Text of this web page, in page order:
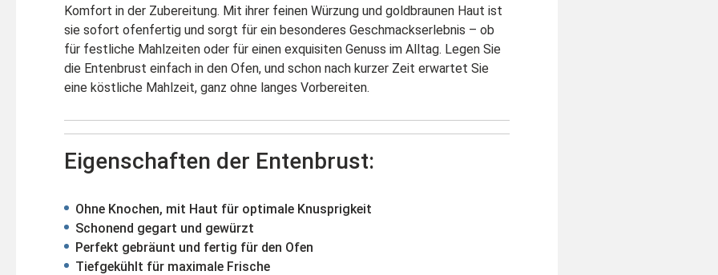
Komfort in der Zubereitung. Mit ihrer feinen Würzung und goldbraunen Haut ist
sie sofort ofenfertig und sorgt für ein besonderes Geschmackserlebnis – ob
für festliche Mahlzeiten oder für einen exquisiten Genuss im Alltag. Legen Sie
die Entenbrust einfach in den Ofen, und schon nach kurzer Zeit erwartet Sie
eine köstliche Mahlzeit, ganz ohne langes Vorbereiten.
Eigenschaften der Entenbrust:
Ohne Knochen, mit Haut für optimale Knusprigkeit
Schonend gegart und gewürzt
Perfekt gebräunt und fertig für den Ofen
Tiefgekühlt für maximale Frische